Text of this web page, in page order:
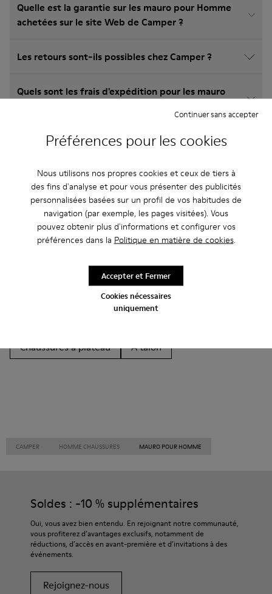
Préférences pour les cookies
Nous utilisons nos propres cookies et ceux de tiers à
des fins d'analyse et pour vous présenter des publicités
personnalisées basées sur un profil de vos habitudes de
navigation (par exemple, les pages visitées). Vous
pouvez obtenir plus d'informations et configurer vos
préférences dans la Politique en matière de cookies.
Cookies nécessaires
uniquement
Continuer sans accepter
Accepter et Fermer
Quelle est la garantie sur les mauro pour Homme
achetées sur le site Web de Camper ?
Les retours sont-ils possibles chez Camper ?
Quels sont les frais d'expédition pour les mauro
Autres Catégories
Chaussures à lacets
Mocassins
Bottes
Chaussures casual
Chaussures à plateau
À talon
CAMPER HOMME CHAUSSURES MAURO POUR HOMME
Soldes : -10 % supplémentaires
Oui, vous avez bien entendu. En rejoignant notre communauté,
vous profiterez d’avantages exclusifs, notamment de
réductions, d’accès en avant-première et d’invitations à des
événements.
Rejoignez-nous